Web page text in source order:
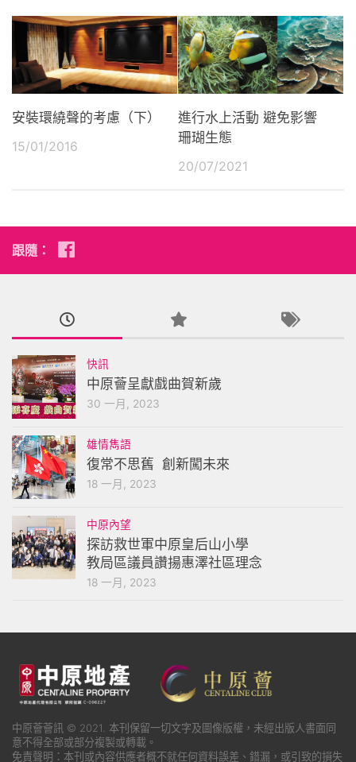
安裝環繞聲的考慮（下）
15/01/2016
進行水上活動 避免影響
珊瑚生態
20/07/2021
跟隨：
快訊
中原薈呈獻戲曲賀新歲
30 一月, 2023
雄情雋語
復常不思舊 創新闖未來
18 一月, 2023
中原內望
探訪救世軍中原皇后山小學
教局區議員讚揚惠澤社區理念
18 一月, 2023
中原薈薈訊 © 2021. 本刊保留一切文字及圖像版權，未經出版人書面同
意不得全部或部分複製或轉載。
免責聲明：本刊或內容供應者概不就任何資料誤差、錯漏，或引致的損失